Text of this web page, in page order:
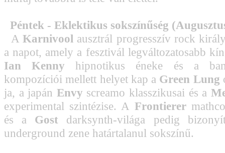
Péntek - Eklektikus sokszínűség
AKarnivool ausztrál progresszív rock
a napot, amely a fesztivál legváltozatosabb
Ian Kenny hipnotikus éneke és a
kompozíciói mellett helyet kap a Green Lung
ja, a japán Envy screamo klasszikusai és a
experimental szintézise. A Frontierer
és a Gost darksynth-világa pedig
underground zene határtalanul sokszínű.